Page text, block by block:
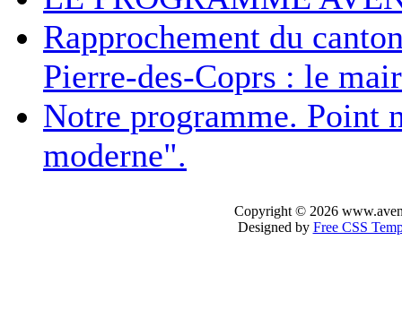
Rapprochement du
Pierre-des-Coprs : le
Notre programme. Point
moderne".
Copyright © 2026
Designed by Free CSS